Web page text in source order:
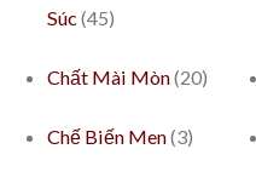
Súc(45)
Chất Mài Mòn(20)
Chế Biến Men(3)